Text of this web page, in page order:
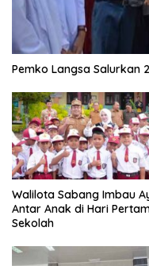
Pemko Langsa Salurkan
Walilota Sabang Imbau
Antar Anak di Hari
Sekolah